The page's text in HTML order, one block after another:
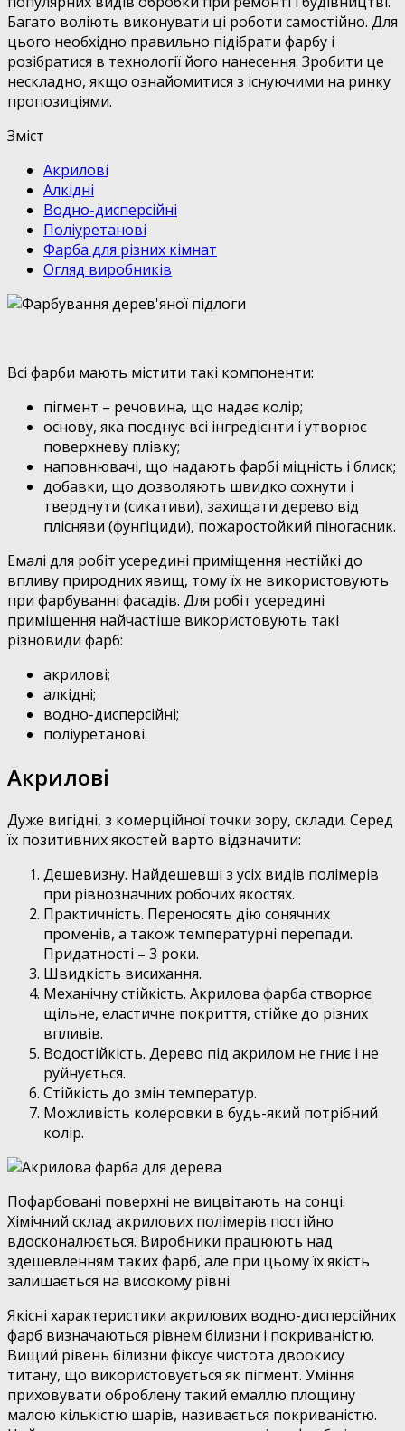
Багато воліють виконувати ці роботи самостійно. Для
цього необхідно правильно підібрати фарбу і
розібратися в технології його нанесення. Зробити це
нескладно, якщо ознайомитися з існуючими на ринку
пропозиціями.
Зміст
Акрилові
Алкідні
Водно-дисперсійні
Поліуретанові
Фарба для різних кімнат
Огляд виробників
Всі фарби мають містити такі компоненти:
пігмент – речовина, що надає колір;
основу, яка поєднує всі інгредієнти і утворює
поверхневу плівку;
наповнювачі, що надають фарбі міцність і блиск;
добавки, що дозволяють швидко сохнути і
тверднути (сикативи), захищати дерево від
плісняви (фунгіциди), пожаростойкий піногасник.
Емалі для робіт усередині приміщення нестійкі до
впливу природних явищ, тому їх не використовують
при фарбуванні фасадів. Для робіт усередині
приміщення найчастіше використовують такі
різновиди фарб:
акрилові;
алкідні;
водно-дисперсійні;
поліуретанові.
Акрилові
Дуже вигідні, з комерційної точки зору, склади. Серед
їх позитивних якостей варто відзначити:
Дешевизну. Найдешевші з усіх видів полімерів
при рівнозначних робочих якостях.
Практичність. Переносять дію сонячних
променів, а також температурні перепади.
Придатності – 3 роки.
Швидкість висихання.
Механічну стійкість. Акрилова фарба створює
щільне, еластичне покриття, стійке до різних
впливів.
Водостійкість. Дерево під акрилом не гниє і не
руйнується.
Стійкість до змін температур.
Можливість колеровки в будь-який потрібний
колір.
Пофарбовані поверхні не вицвітають на сонці.
Хімічний склад акрилових полімерів постійно
вдосконалюється. Виробники працюють над
здешевленням таких фарб, але при цьому їх якість
залишається на високому рівні.
Якісні характеристики акрилових водно-дисперсійних
фарб визначаються рівнем білизни і покриваністю.
Вищий рівень білизни фіксує чистота двоокису
титану, що використовується як пігмент. Уміння
приховувати оброблену такий емаллю площину
малою кількістю шарів, називається покриваністю.